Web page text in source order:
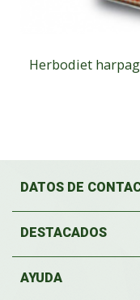
Herbodiet
DATOS DE
DESTACADOS
AYUDA